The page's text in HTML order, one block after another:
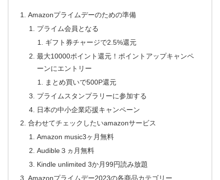
Amazonプライムデーのための準備
プライム会員となる
ギフト券チャージで2.5%還元
最大10000ポイント還元！ポイントアップキャンペ
ーンにエントリー
まとめ買いで500P還元
プライムスタンプラリーに参加する
日本の中小企業応援キャンペーン
合わせてチェックしたいamazonサービス
Amazon music3ヶ月無料
Audible３ヵ月無料
Kindle unlimited 3か月99円読み放題
Amazonプライムデー2023の各商品カテゴリー